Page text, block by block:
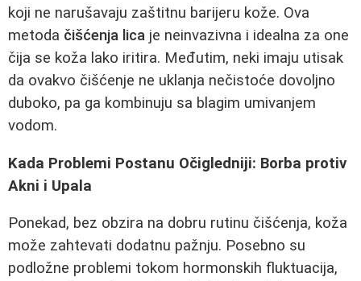
koji ne narušavaju zaštitnu barijeru kože. Ova
metoda čišćenja lica je neinvazivna i idealna za one
čija se koža lako iritira. Međutim, neki imaju utisak
da ovakvo čišćenje ne uklanja nečistoće dovoljno
duboko, pa ga kombinuju sa blagim umivanjem
vodom.
Kada Problemi Postanu Očigledniji: Borba protiv
Akni i Upala
Ponekad, bez obzira na dobru rutinu čišćenja, koža
može zahtevati dodatnu pažnju. Posebno su
podložne problemi tokom hormonskih fluktuacija,